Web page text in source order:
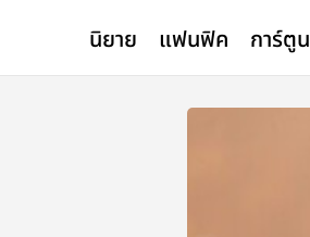
นิยาย แฟนฟิค การ์ตูน